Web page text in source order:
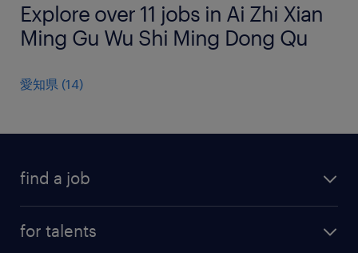
Explore over 11 jobs in Ai Zhi Xian
Ming Gu Wu Shi Ming Dong Qu
愛知県 (14)
find a job
for talents